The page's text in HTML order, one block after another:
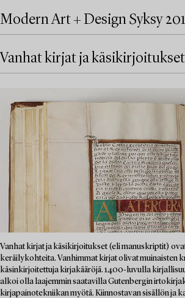
Modern Art + Design Syksy
Vanhat kirjat ja käsikirjoitukset
Vanhat kirjat ja käsikirjoitukset (eli manuskriptit)
keräilykohteita. Vanhimmat kirjat olivat muinaisten
käsinkirjoitettuja kirjakääröjä. 1400-luvulla
alkoi olla laajemmin saatavilla Gutenbergin
kirjapainotekniikan myötä. Kiinnostavan sisällön ja